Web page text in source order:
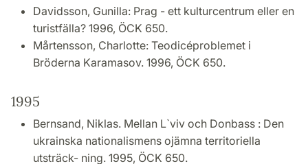
Davidsson, Gunilla: Prag - ett kulturcentrum eller en
turistfälla? 1996, ÖCK 650.
Mårtensson, Charlotte: Teodicéproblemet i
Bröderna Karamasov. 1996, ÖCK 650.
1995
Bernsand, Niklas. Mellan L`viv och Donbass : Den
ukrainska nationalismens ojämna territoriella
utsträck- ning. 1995, ÖCK 650.